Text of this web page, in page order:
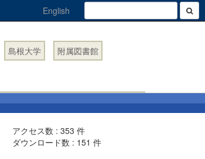
English
島根大学 附属図書館
アクセス数 :353 件
ダウンロード数 : 151 件